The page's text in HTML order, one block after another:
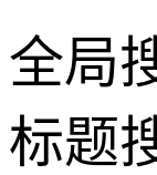
全局
标题